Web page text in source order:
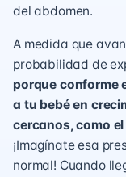
del abdomen.
A medida que
probabilidad de
porque conforme
a tu bebé en
cercanos, como
¡Imagínate esa
normal! Cuando